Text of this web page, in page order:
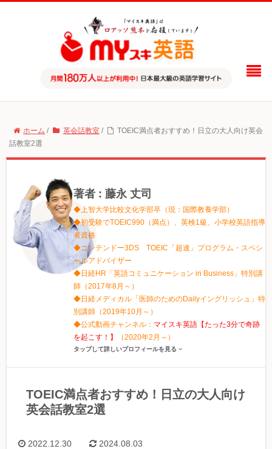
ホーム / 英会話教室 /
TOEIC満点者おすすめ！日立の大人向け英会
話教室2選
著者 : 藤永 丈司
◆上智大学比較文化学部卒（現：国際教養学部）
◆初受験でTOEIC990（満点）、英検1級、小学校英語指導
者資格
◆ニンテンドー3DS TOEIC「超速」プログラム・スペシ
ャルアドバイザー
◆日経HR「英語コミュニケーション in Business」特別講
師（2017年8月～）
◆日経メディカル「医師のためのDailyイングリッシュ」特
別講師（2019年10月～）
◆公式動画チャンネル： マイスキ英語【たった3分で奇跡
を起こす！】
（2020年2月～）
タップして詳しいプロフィールを見る
TOEIC満点者おすすめ！日立の大人向け
英会話教室2選
2022.12.30 2024.08.03